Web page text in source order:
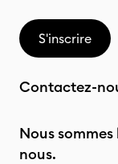
S'inscrire
Contactez-
Nous
nous.